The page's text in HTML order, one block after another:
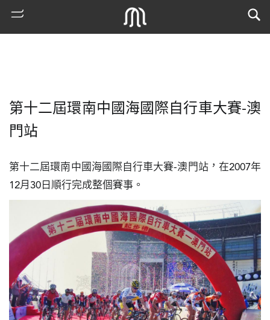
門
圖
媽
第十二屆環南中國海國際自行車大賽-澳
門站
第十二屆環南中國海國際自行車大賽-澳門站，在2007年
12月30日順行完成整個賽事。